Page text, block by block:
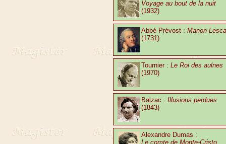
Voyage au bout de la nuit
(1932)
Abbé Prévost : Manon
(1731)
Tournier : Le Roi des aulnes
(1970)
Balzac : Illusions perdues
(1843)
Alexandre Dumas :
Le comte de Monte-Cristo